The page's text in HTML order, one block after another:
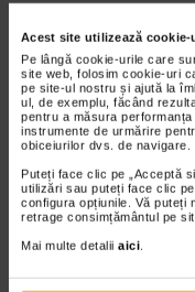
Acest site utilizează cookie-
Pe lângă cookie-urile care
site web, folosim cookie-uri
pe site-ul nostru și ajută la
ul, de exemplu, făcând
pentru a măsura
instrumente de urmărire
obiceiurilor dvs. de navigare.
Puteți face clic pe „Acceptă
utilizări sau puteți face clic
configura opțiunile. Vă puteți
retrage consimțământul pe
Mai multe detalii aici.
Sistem
timpul
atat in
Timp de citire:4 minute, 32
cum o
Boli
dupa